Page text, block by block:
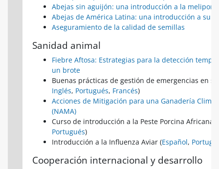
Abejas sin aguijón: una introducción a la
Abejas de América Latina: una introducción a su
Aseguramiento de la calidad de semillas
Sanidad animal
Fiebre Aftosa: Estrategias para la detección
un brote
Buenas prácticas de gestión de emergencias en
Inglés, Portugués, Francés)
Acciones de Mitigación para una Ganadería
(NAMA)
Curso de introducción a la Peste Porcina Africana (
Portugués)
Introducción a la Influenza Aviar (Español,
Cooperación internacional y desarrollo